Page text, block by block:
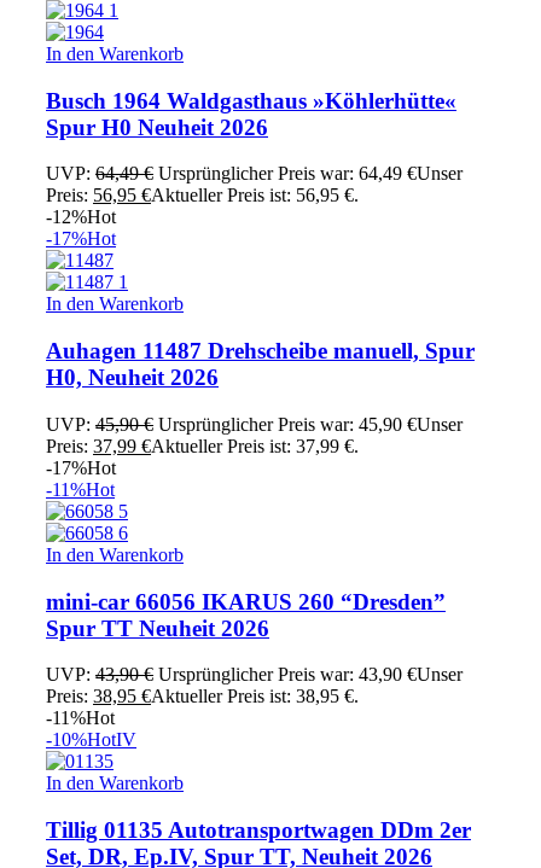
In den Warenkorb
Busch 1964 Waldgasthaus »Köhlerhütte«
Spur H0 Neuheit 2026
UVP: 64,49€ Ursprünglicher Preis war: 64,49 €Unser
Preis: 56,95 €Aktueller Preis ist: 56,95 €.
-12%Hot
-17%Hot
In den Warenkorb
Auhagen 11487 Drehscheibe manuell, Spur
H0, Neuheit 2026
UVP: 45,90€ Ursprünglicher Preis war: 45,90 €Unser
Preis: 37,99 €Aktueller Preis ist: 37,99 €.
-17%Hot
-11%Hot
In den Warenkorb
mini-car 66056 IKARUS 260 “Dresden”
Spur TT Neuheit 2026
UVP: 43,90€ Ursprünglicher Preis war: 43,90 €Unser
Preis: 38,95 €Aktueller Preis ist: 38,95 €.
-11%Hot
-10%HotIV
In den Warenkorb
Tillig 01135 Autotransportwagen DDm 2er
Set, DR, Ep.IV, Spur TT, Neuheit 2026